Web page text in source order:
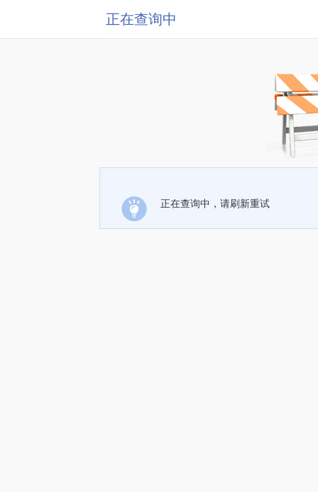
正在查询中
正在查询中，请刷新重试